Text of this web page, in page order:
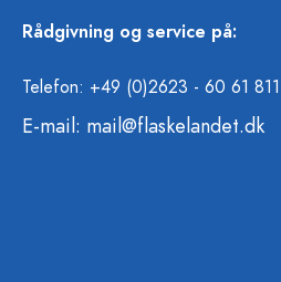
Rådgivning og service på:
Telefon: +49 (0)2623 - 60 61 811
E-mail: mail@flaskelandet.dk